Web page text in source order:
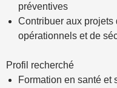
préventives
Contribuer aux projets
opérationnels et de
Profil recherché
Formation en santé et